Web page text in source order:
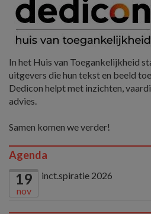
In het Huis van Toegankelijkheid
uitgevers die hun tekst en beeld
Dedicon helpt met inzichten,
advies.
Samen komen we verder!
Agenda
19
nov
inct.spiratie 2026